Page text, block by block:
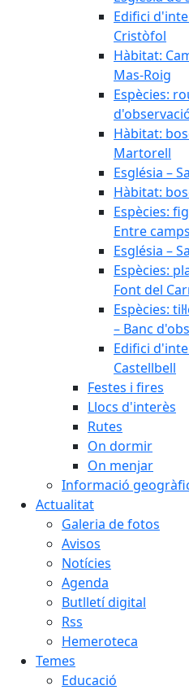
Edifici
Cristòfol
Hàbitat:
Mas-Roig
Espècies:
Hàbitat:
Martorell
Església –
Hàbitat:
Espècies:
Entre camps
Església –
Espècies:
Font del
Espècies:
– Banc
Edifici
Castellbell
Festes i fires
Llocs d'interès
Rutes
On dormir
On menjar
Informació
Actualitat
Galeria de fotos
Avisos
Notícies
Agenda
Butlletí digital
Rss
Hemeroteca
Temes
Educació